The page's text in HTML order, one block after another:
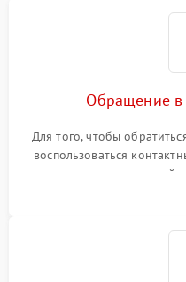
Обращение в
Для того, чтобы
воспользоваться
или оставить свой